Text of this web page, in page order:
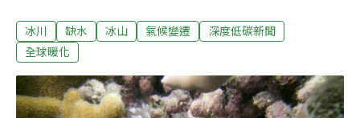
前冰川融化為時已晚 但氣候行動能影響未來2至3個世代
中歐、北美和低緯度地區是重災區，冰川質量預計將下降
極洲外，絕大部分已阻止不了，因為這是近年人為氣候暖
化所致。但是科學家們也強調，各國政府今天所採取的行
冰川 缺水 冰山 氣候變遷
深度低碳新聞
全球暖化